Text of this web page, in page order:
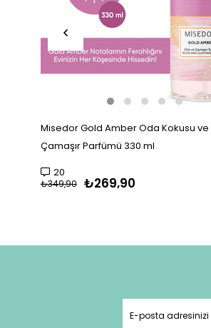
Misedor Gold Amber Oda Kokusu ve
Çamaşır Parfümü 330 ml
20
₺269,90
₺349,90